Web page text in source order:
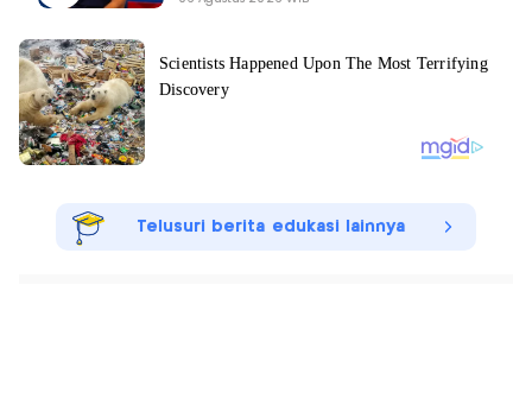
Telusuri berita edukasi lainnya